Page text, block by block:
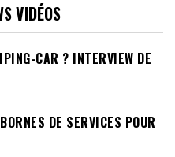
VIDÉOS
CAR ? INTERVIEW DE
DE SERVICES POUR